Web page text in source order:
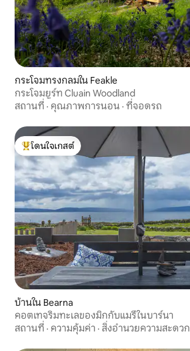
กระโจมทรงกลมใน Feakle
กระโจมยูร์ท Cluain Woodland
สถานที่ · คุณภาพการนอน · ที่จอดรถ
โดนใจเกสต์ที่สุด
โดนใจเกสต์
บ้านใน Bearna
คอตเทจริมทะเลของมิกกับแมรี่ในบาร์นา
สถานที่ · ความคุ้มค่า · สิ่งอำนวยความสะดวก